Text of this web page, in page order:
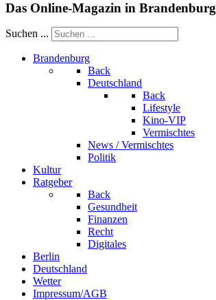
Das Online-Magazin in Brandenburg
Suchen ...
Brandenburg
Back
Deutschland
Back
Lifestyle
Kino-VIP
Vermischtes
News / Vermischtes
Politik
Kultur
Ratgeber
Back
Gesundheit
Finanzen
Recht
Digitales
Berlin
Deutschland
Wetter
Impressum/AGB